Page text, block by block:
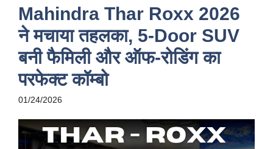
Mahindra Thar Roxx 2026
ने मचाया तहलका, 5-Door SUV
बनी फैमिली और ऑफ-रोडिंग का
परफेक्ट कॉम्बो
01/24/2026